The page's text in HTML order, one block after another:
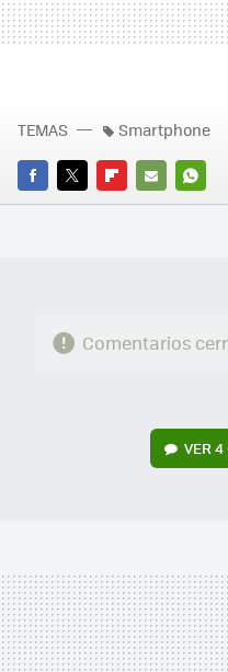
FACEBOOK
TWITTERFLIPBOARD
E-
TEMAS Smartphone
Comentarios
VER 4